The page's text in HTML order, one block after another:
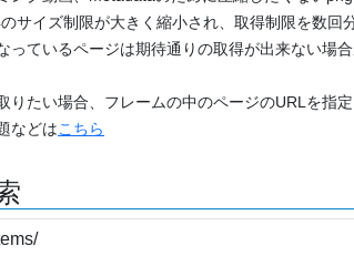
サイズ制限が大きく縮小され、取得制限を数回
っているページは期待通りの取得が出来ない場
りたい場合、フレームの中のページのURLを指
などはこちら